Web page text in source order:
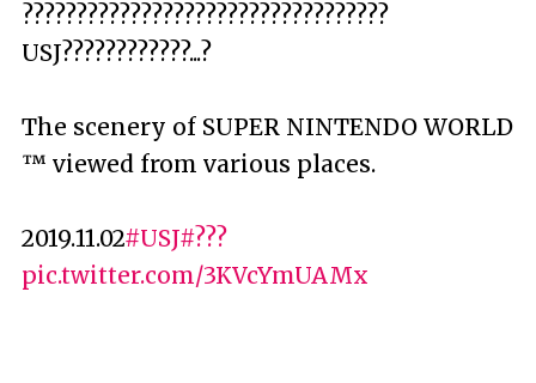
??????????????????????????????????
USJ????????????...?
The scenery of SUPER NINTENDO WORLD
™ viewed from various places.
2019.11.02#USJ#???
pic.twitter.com/3KVcYmUAMx